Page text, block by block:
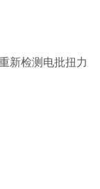
新检测电批扭力